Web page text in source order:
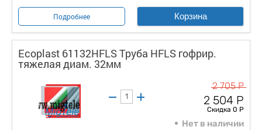
Подробнее Корзина
Ecoplast 61132HFLS Труба HFLS гофрир.
тяжелая диам. 32мм
2 705 Р
2 504 Р
Скидка 0 Р
Нет в наличии